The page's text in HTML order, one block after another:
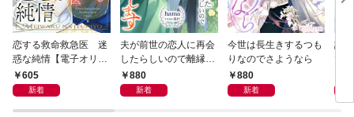
恋する救命救急医 迷
惑な純情【電子オリジ
ナル】
605
新着
夫が前世の恋人に再会
したらしいので離縁し
ます880
新着
今世は長生きするつも
りなのでさようなら
880
新着
話
で